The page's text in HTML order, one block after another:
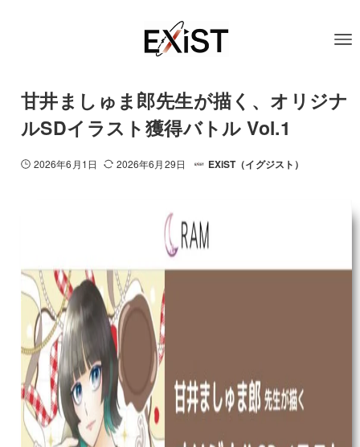
甘井ましゅま郎先生が描く、オリジナ
ルSDイラスト獲得バトル Vol.1
2026年6月1日 2026年6月29日 EXiST（イグジスト）